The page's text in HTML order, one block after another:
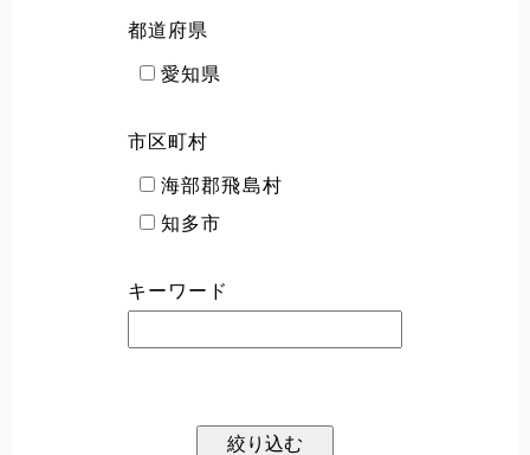
都道府県
愛知県
市区町村
海部郡飛島村
知多市
キーワード